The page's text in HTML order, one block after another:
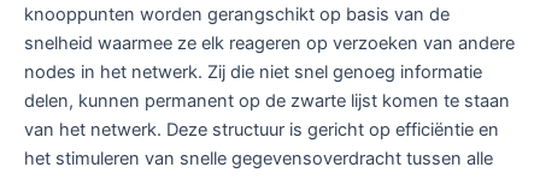
knooppunten worden gerangschikt op basis van de
snelheid waarmee ze elk reageren op verzoeken van andere
nodes in het netwerk. Zij die niet snel genoeg informatie
delen, kunnen permanent op de zwarte lijst komen te staan
van het netwerk. Deze structuur is gericht op efficiëntie en
het stimuleren van snelle gegevensoverdracht tussen alle